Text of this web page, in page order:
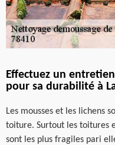
Effectuez un
pour sa durabilité à
Les mousses et les lichens
toiture. Surtout les toitures
sont les plus fragiles pari